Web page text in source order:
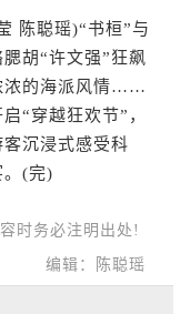
陈聪瑶)“书桓”与
胡“许文强”狂飙
浓的海派风情……
“穿越狂欢节”，
沉浸式感受科
。(完)
容时务必注明出处!
编辑：陈聪瑶